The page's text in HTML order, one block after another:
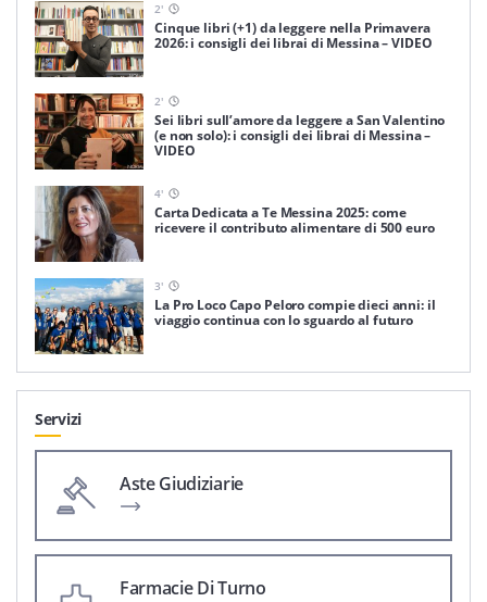
2'
Cinque libri (+1) da leggere nella Primavera
2026: i consigli dei librai di Messina – VIDEO
2'
Sei libri sull’amore da leggere a San Valentino
(e non solo): i consigli dei librai di Messina –
VIDEO
4'
Carta Dedicata a Te Messina 2025: come
ricevere il contributo alimentare di 500 euro
3'
La Pro Loco Capo Peloro compie dieci anni: il
viaggio continua con lo sguardo al futuro
Servizi
Aste Giudiziarie
Farmacie Di Turno